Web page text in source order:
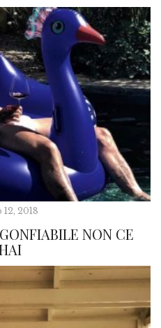
12, 2018
NON CE